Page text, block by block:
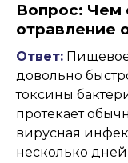
Вопрос: Чем
отравление
Ответ: Пищевое
довольно
токсины
протекает
вирусная
несколько дней